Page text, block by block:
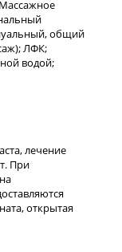
общий
ЛФК;
водой;
лечение
При
открытая